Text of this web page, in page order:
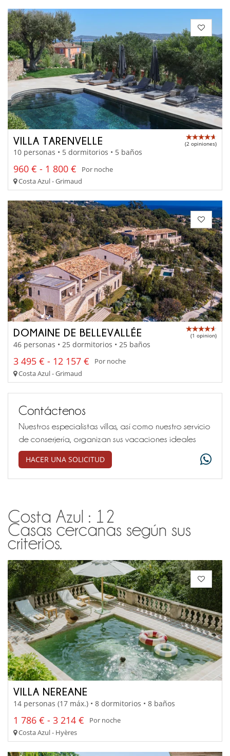
VILLA TARENVELLE (2 opiniones)
10 personas • 5 dormitorios • 5 baños
960 € - 1 800 €
Por noche
Costa Azul - Grimaud
DOMAINE DE BELLEVALLÉE (1 opinion)
46 personas • 25 dormitorios • 25 baños
3 495 € - 12 157 €
Por noche
Costa Azul - Grimaud
Contáctenos
Nuestros especialistas villas, así como nuestro servicio
de conserjería, organizan sus vacaciones ideales
HACER UNA SOLICITUD
Costa Azul : 12
Casas cercanas según sus
criterios.
VILLA NEREANE
14 personas (17 máx.) • 8 dormitorios • 8 baños
1 786 € - 3 214 €
Por noche
Costa Azul - Hyères